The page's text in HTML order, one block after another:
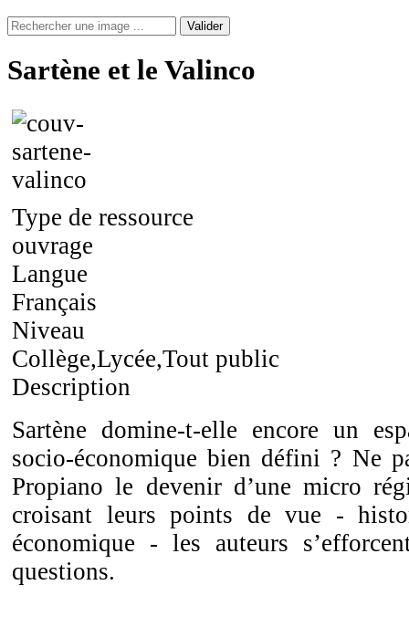
Valider
Sartène et le Valinco
Type de ressource
ouvrage
Langue
Français
Niveau
Collège,Lycée,Tout public
Description
Sartène domine-t-elle encore un
socio-économique bien défini ? Ne
Propiano le devenir d’une micro
croisant leurs points de vue -
économique - les auteurs
questions.